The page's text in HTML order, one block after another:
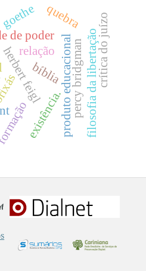
herbert feiglbíbliaproduto educacional
relação
de poder
percy bridgmanfilosofia da libertação
existência.
goethe crítica do juízo
quebra